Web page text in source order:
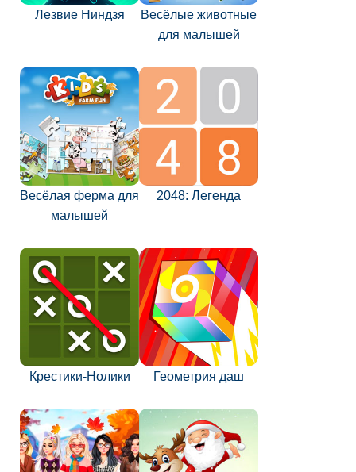
Лезвие Ниндзя
Весёлые животные
для малышей
Весёлая ферма для
малышей
2048: Легенда
Крестики-Нолики Геометрия даш